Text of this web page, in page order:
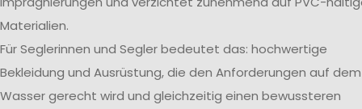
Materialien.
Für Seglerinnen und Segler bedeutet das: hochwertige
Bekleidung und Ausrüstung, die den Anforderungen auf dem
Wasser gerecht wird und gleichzeitig einen bewussteren